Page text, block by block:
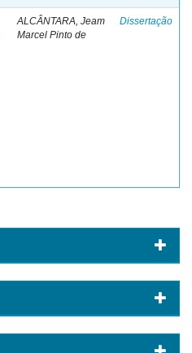
ALCÂNTARA, Jeam
Marcel Pinto de
Dissertação